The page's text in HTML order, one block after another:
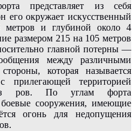
представляет из себя
его окружает искусственный
и глубиной около 4
размером 215 на 105 метров
главной потерны —
между различными
которая называется
прилегающей территорией
ров. По углам форта
сооружения, имеющие
огонь для недопущения